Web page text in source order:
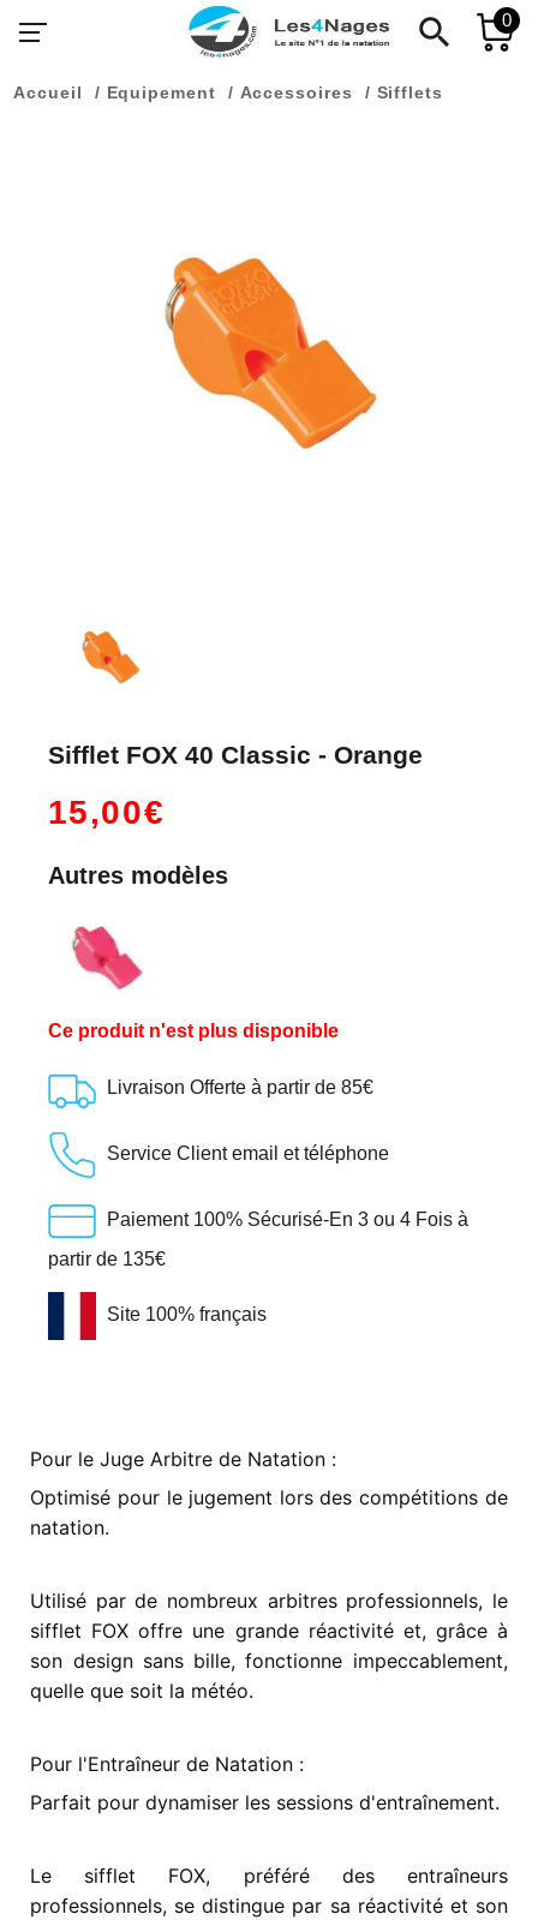
search 0
Accueil Equipement Accessoires Sifflets
Sifflet FOX 40 Classic - Orange
15,00€
Autres modèles
Ce produit n'est plus disponible
Livraison Offerte à partir de 85€
Service Client email et téléphone
Paiement 100% Sécurisé-En 3 ou 4 Fois à
partir de 135€
Site 100% français
Pour le Juge Arbitre de Natation :
Optimisé pour le jugement lors des compétitions de
natation.
Utilisé par de nombreux arbitres professionnels, le
sifflet FOX offre une grande réactivité et, grâce à
son design sans bille, fonctionne impeccablement,
quelle que soit la météo.
Pour l'Entraîneur de Natation :
Parfait pour dynamiser les sessions d'entraînement.
Le sifflet FOX, préféré des entraîneurs
professionnels, se distingue par sa réactivité et son